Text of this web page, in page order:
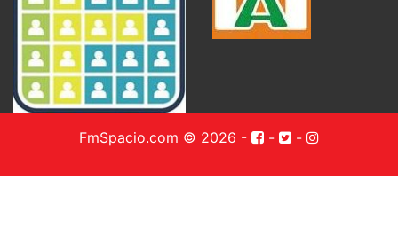
FmSpacio.com © 2026 - - -